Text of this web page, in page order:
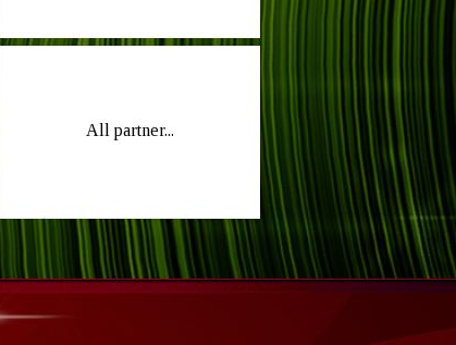
All partner...